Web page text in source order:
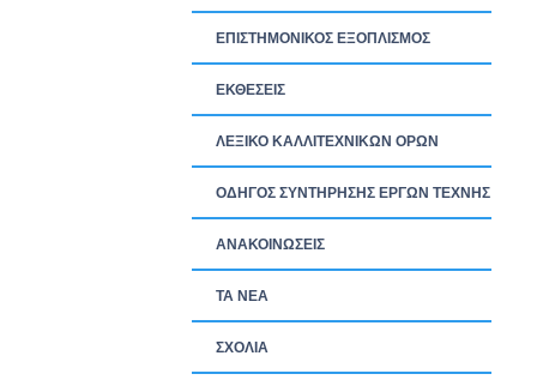
ΕΠΙΣΤΗΜΟΝΙΚΟΣ ΕΞΟΠΛΙΣΜΟΣ
ΕΚΘΕΣΕΙΣ
ΛΕΞΙΚΟ ΚΑΛΛΙΤΕΧΝΙΚΩΝ ΟΡΩΝ
ΟΔΗΓΟΣ ΣΥΝΤΗΡΗΣΗΣ ΕΡΓΩΝ ΤΕΧΝΗΣ
ΑΝΑΚΟΙΝΩΣΕΙΣ
ΤΑ ΝEΑ
ΣΧΟΛΙΑ